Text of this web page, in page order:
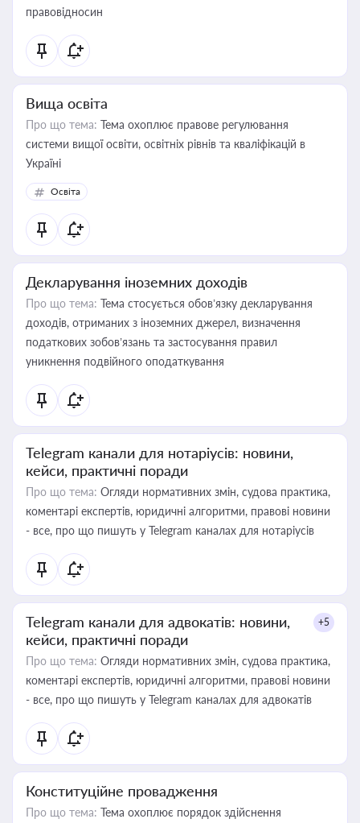
правовідносин
Вища освіта
Про що тема: Тема охоплює правове регулювання
системи вищої освіти, освітніх рівнів та кваліфікацій в
Україні
Освіта
Декларування іноземних доходів
Про що тема: Тема стосується обов’язку декларування
доходів, отриманих з іноземних джерел, визначення
податкових зобов’язань та застосування правил
уникнення подвійного оподаткування
Telegram канали для нотаріусів: новини,
кейси, практичні поради
Про що тема: Огляди нормативних змін, судова практика,
коментарі експертів, юридичні алгоритми, правові новини
- все, про що пишуть у Telegram каналах для нотаріусів
Telegram канали для адвокатів: новини,
кейси, практичні поради
+5
Про що тема: Огляди нормативних змін, судова практика,
коментарі експертів, юридичні алгоритми, правові новини
- все, про що пишуть у Telegram каналах для адвокатів
Конституційне провадження
Про що тема: Тема охоплює порядок здійснення